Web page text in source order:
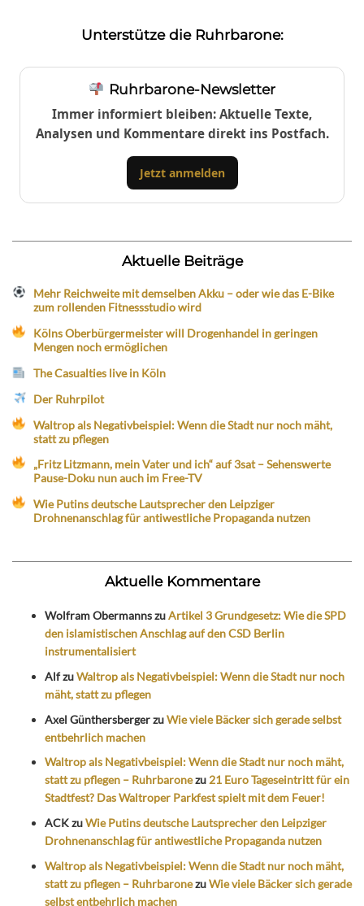
Unterstütze die Ruhrbarone:
Ruhrbarone-Newsletter
Immer informiert bleiben: Aktuelle Texte,
Analysen und Kommentare direkt ins Postfach.
Jetzt anmelden
Aktuelle Beiträge
Mehr Reichweite mit demselben Akku – oder wie das E-Bike
zum rollenden Fitnessstudio wird
Kölns Oberbürgermeister will Drogenhandel in geringen
Mengen noch ermöglichen
The Casualties live in Köln
Der Ruhrpilot
Waltrop als Negativbeispiel: Wenn die Stadt nur noch mäht,
statt zu pflegen
„Fritz Litzmann, mein Vater und ich“ auf 3sat – Sehenswerte
Pause-Doku nun auch im Free-TV
Wie Putins deutsche Lautsprecher den Leipziger
Drohnenanschlag für antiwestliche Propaganda nutzen
Aktuelle Kommentare
Wolfram ObermannszuArtikel 3 Grundgesetz: Wie die SPD
den islamistischen Anschlag auf den CSD Berlin
instrumentalisiert
AlfzuWaltrop als Negativbeispiel: Wenn die Stadt nur noch
mäht, statt zu pflegen
Axel GünthersbergerzuWie viele Bäcker sich gerade selbst
entbehrlich machen
Waltrop als Negativbeispiel: Wenn die Stadt nur noch mäht,
statt zu pflegen – Ruhrbaronezu 21 Euro Tageseintritt für ein
Stadtfest? Das Waltroper Parkfest spielt mit dem Feuer!
ACKzuWie Putins deutsche Lautsprecher den Leipziger
Drohnenanschlag für antiwestliche Propaganda nutzen
Waltrop als Negativbeispiel: Wenn die Stadt nur noch mäht,
statt zu pflegen – RuhrbaronezuWie viele Bäcker sich gerade
selbst entbehrlich machen